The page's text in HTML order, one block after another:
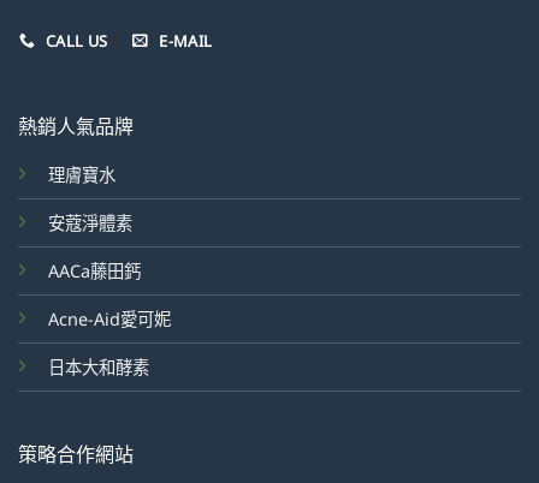
CALL US E-MAIL
熱銷人氣品牌
理膚寶水
安蔻淨體素
AACa藤田鈣
Acne-Aid愛可妮
日本大和酵素
策略合作網站